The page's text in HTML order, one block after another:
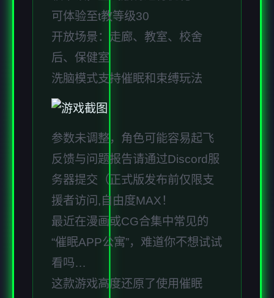
可体验至t教等级30
开放场景：走廊、教室、校舍
后、保健室
洗脑模式支持催眠和束缚玩法
参数未调整，角色可能容易起飞
反馈与问题报告请通过Discord服
务器提交（正式版发布前仅限支
援者访问,自由度MAX！
最近在漫画或CG合集中常见的
“催眠APP公寓”，难道你不想试试
看吗…
这款游戏高度还原了使用催眠